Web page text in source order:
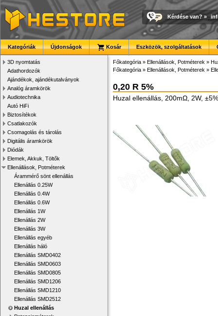
Kérdése van? »
Kategóriák Újdonságok Kosár Eszközök, szolgáltatások
3D nyomtatás
Adathordozók
Ajándékok, ajándékutalványok
Analóg áramkörök
Audiotechnika
Autó HiFi
Biztosítékok
Csatlakozók
Csomagolás és tárolás
Digitális áramkörök
Diódák
Elemek, Akkuk, Töltők
Ellenállások, Potméterek
Árammérő sönt ellenállás
Ellenállás 0.25W
Ellenállás 0.4W
Ellenállás 0.6W
Ellenállás 1W
Ellenállás 2W
Ellenállás 3W
Ellenállás egyéb
Ellenállás háló
Ellenállás SMD0402
Ellenállás SMD0603
Ellenállás SMD0805
Ellenállás SMD1206
Ellenállás SMD1210
Ellenállás SMD2512
Huzal ellenállás
Főkategória » Ellenállások, Potméterek »
Főkategória » Ellenállások, Potméterek »
0,20 R 5%
Huzal ellenállás, 200mΩ, 2W, ±5%